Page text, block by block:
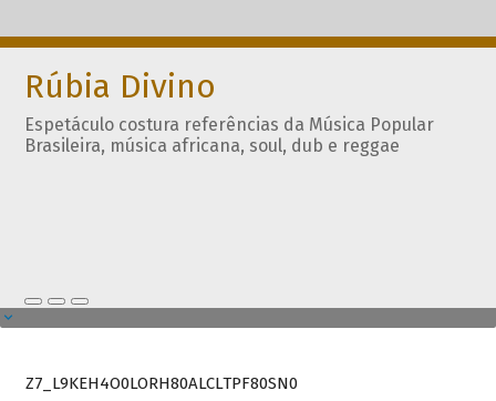
Rúbia Divino
Espetáculo costura referências da Música Popular
Brasileira, música africana, soul, dub e reggae
Z7_L9KEH4O0LORH80ALCLTPF80SN0